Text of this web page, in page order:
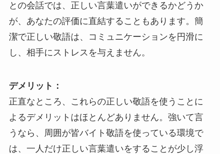
との会話では、正しい言葉遣いができるかどうか
が、あなたの評価に直結することもあります。簡
潔で正しい敬語は、コミュニケーションを円滑に
し、相手にストレスを与えません。
デメリット：
正直なところ、これらの正しい敬語を使うことに
よるデメリットはほとんどありません。強いて言
うなら、周囲が皆バイト敬語を使っている環境で
は、一人だけ正しい言葉遣いをすることが少し浮